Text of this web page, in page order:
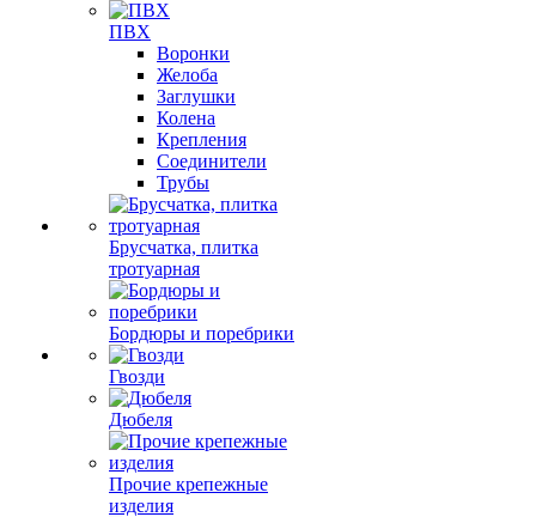
ПВХ
Воронки
Желоба
Заглушки
Колена
Крепления
Соединители
Трубы
Брусчатка, плитка
тротуарная
Бордюры и поребрики
Гвозди
Дюбеля
Прочие крепежные
изделия